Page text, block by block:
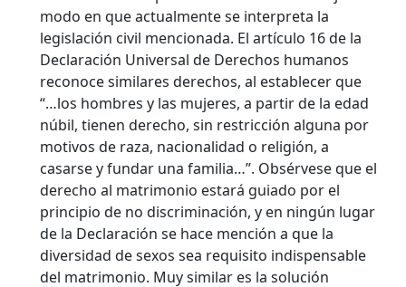
modo en que actualmente se interpreta la
legislación civil mencionada. El artículo 16 de la
Declaración Universal de Derechos humanos
reconoce similares derechos, al establecer que
“…los hombres y las mujeres, a partir de la edad
núbil, tienen derecho, sin restricción alguna por
motivos de raza, nacionalidad o religión, a
casarse y fundar una familia…”. Obsérvese que el
derecho al matrimonio estará guiado por el
principio de no discriminación, y en ningún lugar
de la Declaración se hace mención a que la
diversidad de sexos sea requisito indispensable
del matrimonio. Muy similar es la solución